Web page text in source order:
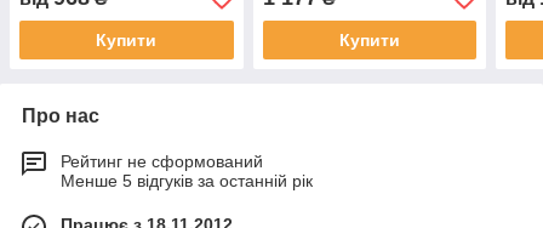
Купити Купити
Про нас
Рейтинг не сформований
Менше 5 відгуків за останній рік